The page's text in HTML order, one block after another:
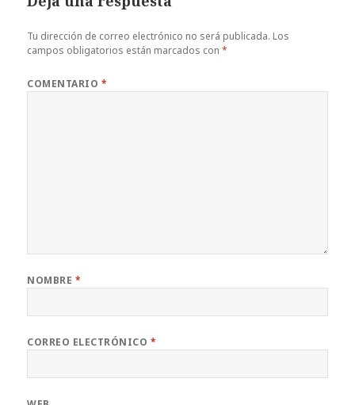
Tu dirección de correo electrónico no será publicada. Los
campos obligatorios están marcados con*
COMENTARIO *
NOMBRE *
CORREO ELECTRÓNICO *